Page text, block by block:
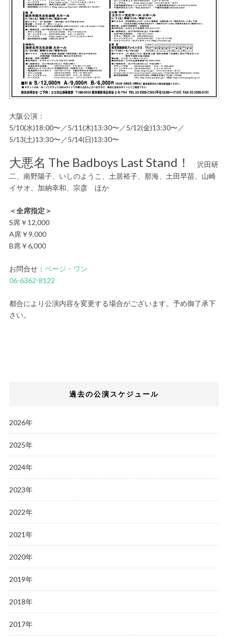
大阪公演：
5/10(水)18:00〜／5/11(木)13:30〜／5/12(金)13:30〜／
5/13(土)13:30〜／5/14(日)13:30〜
大悪名 The Badboys Last Stand！
沢田研
二、南野陽子、いしのようこ、土居裕子、那海、土田早苗、山崎
イサオ、加納幸和、宗彦 ほか
＜全席指定＞
S席￥12,000
A席￥9,000
B席￥6,000
お問合せ： ページ・ワン
06-6362-8122
都合により公演内容を変更する場合がございます。予め御了承下
さい。
過去の公演スケジュール
2026年
2025年
2024年
2023年
2022年
2021年
2020年
2019年
2018年
2017年